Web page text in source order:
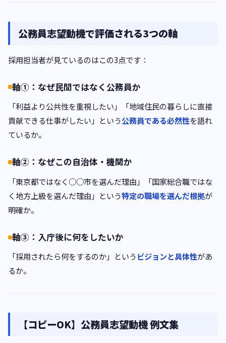
公務員志望動機で評価される3つの軸
採用担当者が見ているのはこの3点です：
軸①：なぜ民間ではなく公務員か
「利益より公共性を重視したい」「地域住民の暮らしに直接
貢献できる仕事がしたい」という公務員である必然性を語れ
ているか。
軸②：なぜこの自治体・機関か
「東京都ではなく○○市を選んだ理由」「国家総合職ではな
く地方上級を選んだ理由」という特定の職場を選んだ根拠が
明確か。
軸③：入庁後に何をしたいか
「採用されたら何をするのか」というビジョンと具体性があ
るか。
【コピーOK】公務員志望動機 例文集